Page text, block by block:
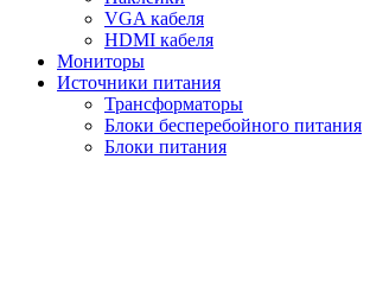
VGA кабеля
HDMI кабеля
Мониторы
Источники питания
Трансформаторы
Блоки бесперебойного питания
Блоки питания